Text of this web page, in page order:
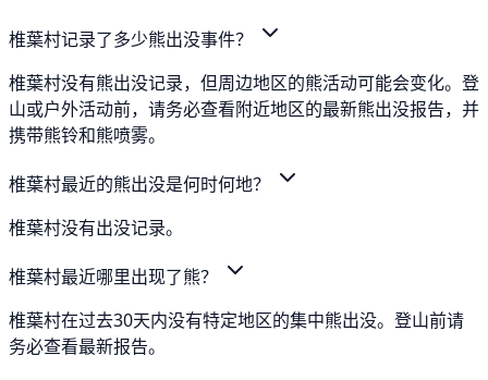
椎葉村记录了多少熊出没事件？
椎葉村没有熊出没记录，但周边地区的熊活动可能会变化。登
山或户外活动前，请务必查看附近地区的最新熊出没报告，并
携带熊铃和熊喷雾。
椎葉村最近的熊出没是何时何地？
椎葉村没有出没记录。
椎葉村最近哪里出现了熊？
椎葉村在过去30天内没有特定地区的集中熊出没。登山前请
务必查看最新报告。